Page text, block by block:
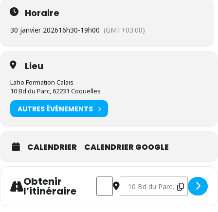
Horaire
30 janvier 202616h30-19h00 (GMT+03:00)
Lieu
Laho Formation Calais
10 Bd du Parc, 62231 Coquelles
AUTRES ÉVÉNEMENTS
CALENDRIER CALENDRIER GOOGLE
Obtenir
l’itinéraire
Address - Journée Portes Ouvertes -
Destination Address -